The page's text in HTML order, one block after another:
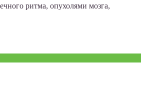
ритма, опухолями мозга,